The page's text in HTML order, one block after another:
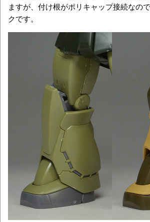
ますが、付け根がポリキャップ接続なの
クです。